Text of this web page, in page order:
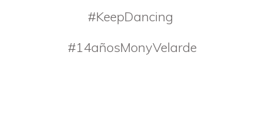
#KeepDancing
#14añosMonyVelarde